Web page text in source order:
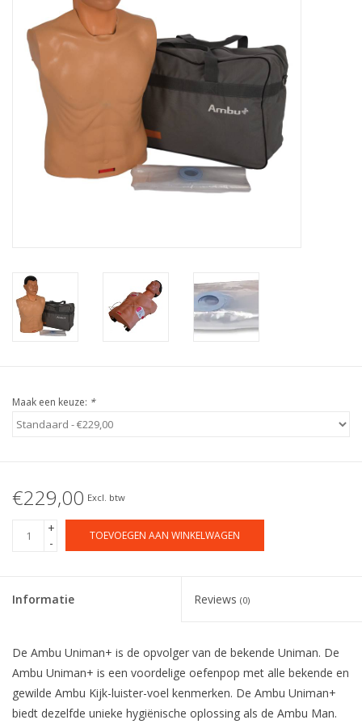
Maak een keuze: *
€229,00 Excl. btw
+
-
TOEVOEGEN AAN WINKELWAGEN
Informatie Reviews (0)
De Ambu Uniman+ is de opvolger van de bekende Uniman. De
Ambu Uniman+ is een voordelige oefenpop met alle bekende en
gewilde Ambu Kijk-luister-voel kenmerken. De Ambu Uniman+
biedt dezelfde unieke hygiënische oplossing als de Ambu Man.